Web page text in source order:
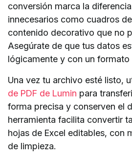
conversión marca la
innecesarios como cuadros
contenido decorativo que no
Asegúrate de que tus datos
lógicamente y con un formato
Una vez tu archivo esté listo,
de PDF de Lumin para
forma precisa y conserven el
herramienta facilita convertir
hojas de Excel editables, con
de limpieza.